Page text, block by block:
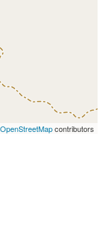
OpenStreetMapcontributors